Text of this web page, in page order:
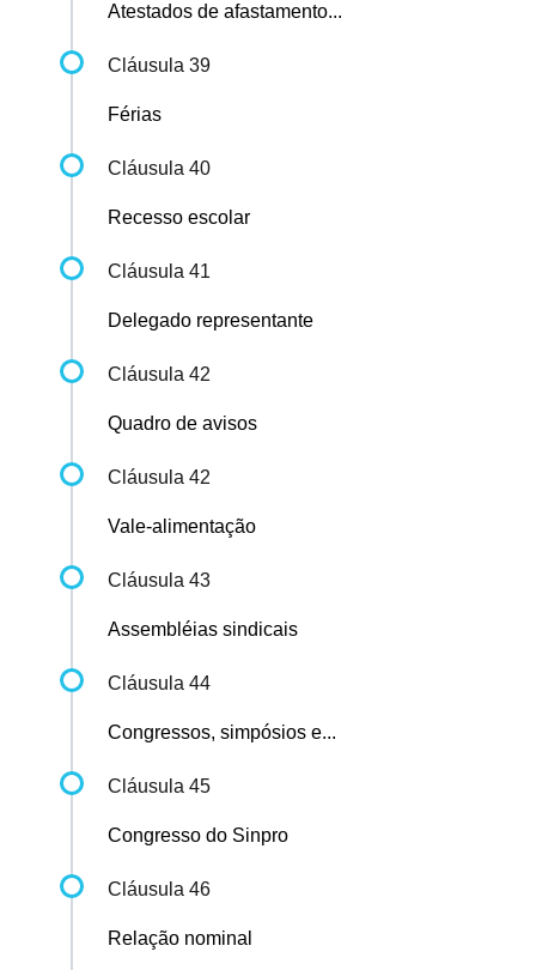
Atestados de afastamento...
Cláusula 39
Férias
Cláusula 40
Recesso escolar
Cláusula 41
Delegado representante
Cláusula 42
Quadro de avisos
Cláusula 42
Vale-alimentação
Cláusula 43
Assembléias sindicais
Cláusula 44
Congressos, simpósios e...
Cláusula 45
Congresso do Sinpro
Cláusula 46
Relação nominal